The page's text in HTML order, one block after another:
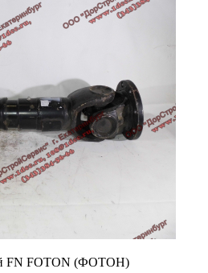
FN FOTON (ФОТОН)